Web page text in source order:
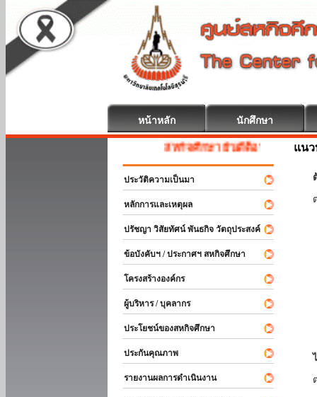
หน้าหลัก นักศึกษา
สหกิจศึกษา ยินดีต้อนรับ
ประวัติความเป็นมา
หลักการและเหตุผล
ปรัชญา วิสัยทัศน์ พันธกิจ วัตถุประสงค์
ข้อบังคับฯ / ประกาศฯ สหกิจศึกษา
โครงสร้างองค์กร
ผู้บริหาร / บุคลากร
ประโยชน์ของสหกิจศึกษา
ประกันคุณภาพ
รายงานผลการดำเนินงาน
แน